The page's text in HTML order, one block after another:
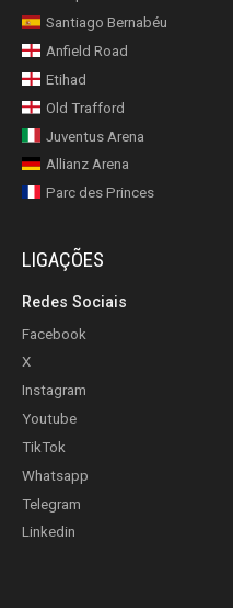
Santiago Bernabéu
Anfield Road
Etihad
Old Trafford
Juventus Arena
Allianz Arena
Parc des Princes
LIGAÇÕES
Redes Sociais
Facebook
X
Instagram
Youtube
TikTok
Whatsapp
Telegram
Linkedin